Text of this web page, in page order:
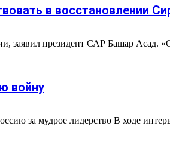
в восстановлении
заявил президент САР Башар
войну
за мудрое лидерство В ходе